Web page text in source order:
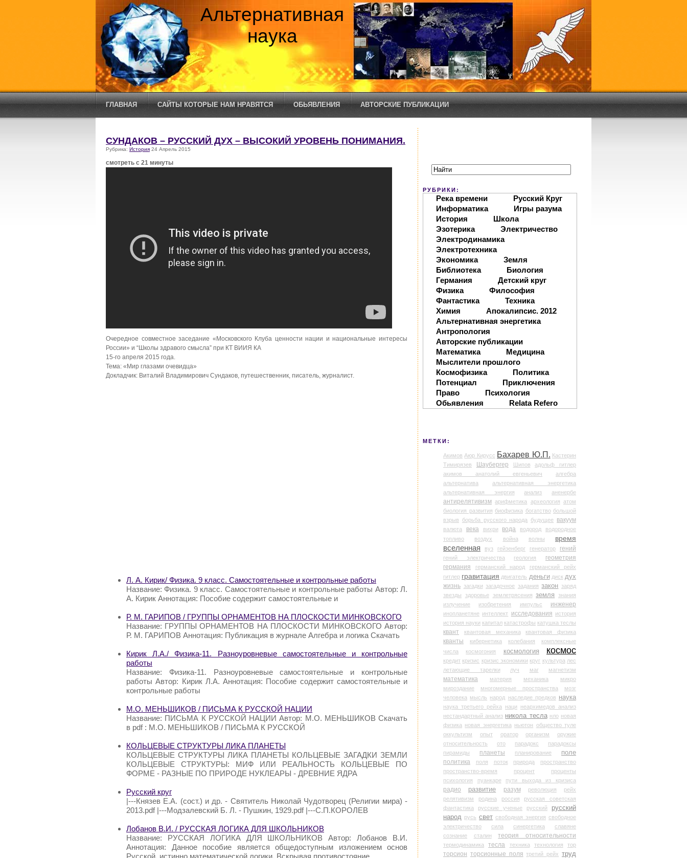
Альтернативная
наука
ГЛАВНАЯ САЙТЫ КОТОРЫЕ НАМ НРАВЯТСЯ ОБЬЯВЛЕНИЯ АВТОРСКИЕ ПУБЛИКАЦИИ
СУНДАКОВ – РУССКИЙ ДУХ – ВЫСОКИЙ УРОВЕНЬ ПОНИМАНИЯ.
Рубрика: История 24 Апрель 2015
смотреть с 21 минуты
Очередное совместное заседание «Московского Клуба ценности нации и национальные интересы
России» и “Школы здравого смысла” при КТ ВИИЯ КА
15-го апреля 2015 года.
Тема: «Мир глазами очевидца»
Докладчик: Виталий Владимирович Сундаков, путешественник, писатель, журналист.
Л. А. Кирик/ Физика. 9 класс. Самостоятельные и контрольные работы
Название: Физика. 9 класс. Самостоятельные и контрольные работы Автор: Л.
А. Кирик Аннотация: Пособие содержит самостоятельные и
Р. М. ГАРИПОВ / ГРУППЫ ОРНАМЕНТОВ НА ПЛОСКОСТИ МИНКОВСКОГО
Название: ГРУППЫ ОРНАМЕНТОВ НА ПЛОСКОСТИ МИНКОВСКОГО Автор:
Р. М. ГАРИПОВ Аннотация: Публикация в журнале Алгебра и логика Скачать
Кирик Л.А./ Физика-11. Разноуровневые самостоятельные и контрольные
работы
Название: Физика-11. Разноуровневые самостоятельные и контрольные
работы Автор: Кирик Л.А. Аннотация: Пособие содержит самостоятельные и
контрольные работы
М.О. МЕНЬШИКОВ / ПИСЬМА К РУССКОЙ НАЦИИ
Название: ПИСЬМА К РУССКОЙ НАЦИИ Автор: М.О. МЕНЬШИКОВ Скачать
в pdf : М.О. МЕНЬШИКОВ / ПИСЬМА К РУССКОЙ
КОЛЬЦЕВЫЕ СТРУКТУРЫ ЛИКА ПЛАНЕТЫ
КОЛЬЦЕВЫЕ СТРУКТУРЫ ЛИКА ПЛАНЕТЫ КОЛЬЦЕВЫЕ ЗАГАДКИ ЗЕМЛИ
КОЛЬЦЕВЫЕ СТРУКТУРЫ: МИФ ИЛИ РЕАЛЬНОСТЬ КОЛЬЦЕВЫЕ ПО
ФОРМЕ - РАЗНЫЕ ПО ПРИРОДЕ НУКЛЕАРЫ - ДРЕВНИЕ ЯДРА
Русский круг
|---Князев Е.А. (сост.) и др. - Святитель Николай Чудотворец (Религии мира) -
2013.pdf |---Модзалевский Б. Л. - Пушкин, 1929.pdf |---С.П.КОРОЛЕВ
Лобанов В.И. / РУССКАЯ ЛОГИКА ДЛЯ ШКОЛЬНИКОВ
Название: РУССКАЯ ЛОГИКА ДЛЯ ШКОЛЬНИКОВ Автор: Лобанов В.И.
Аннотация: Данное пособие является общедоступным изложением основ
Русской, истинно математической логики. Вскрывая противостояние
РУБРИКИ:
Река времени
Русский Круг
Информатика
Игры разума
История
Школа
Эзотерика
Электричество
Электродинамика
Электротехника
Экономика
Земля
Библиотека
Биология
Германия
Детский круг
Физика
Философия
Фантастика
Техника
Химия
Апокалипсис. 2012
Альтернативная энергетика
Антропология
Авторские публикации
Математика
Медицина
Мыслители прошлого
Космофизика
Политика
Потенциал
Приключения
Право
Психология
Обьявления
Relata Refero
МЕТКИ:
Акимов Аюр Кирусс Бахарев Ю.П. Кастерин
Тимирязев
Шаубергер Шипов
адольф гитлер
акимов анатолий евгеньевич
алгебра
альтернатива
альтернативная энергетика
альтернативная энергия
анализ аненербе
антирелятивизм арифметика археология атом
биология развития биофизика богатство большой
взрыв
борьба русского народа будущее вакуум
валюта века вихри вода водород
водородное
топливо
воздух война волны
время
вселенная
вуз гейзенберг генератор гений
гений электричества геология
геометрия
германия
германский народ
германский рейх
гитлер гравитация двигатель деньги диск дух
жизнь загадки загадочное задания закон заряд
звезды
здоровье землетрясения земля
знания
излучение
изобретения импульс инженер
инопланетяне интеллект исследования история
история науки капитал катастрофы катушка теслы
квант квантовая механика квантовая физика
кванты кибернетика колебания
комплексные
числа
космогония космология космос
кредит кризис кризис экономики круг культура лес
летающие тарелки
луч маг магнетизм
математика материя механика
микро
мироздание
многомерные пространства
мозг
человека мысль народ наследие предков наука
наука третьего рейха наци
неархимедов анализ
нестандартный анализ никола тесла нло новая
физика новая энергетика ньютон общество туле
оккультизм
опыт оратор организм
оружие
относительность
ото парадокс
парадоксы
пирамиды
планеты планирование
поле
политика
поля поток природа
пространство
пространство-время
процент
проценты
психология
пуанкаре пути выхода из кризиса
радио развитие разум революция
рейх
релятивизм
родина россия
русская советская
фантастика
русские ученые русский
русский
народ русь свет свободная энергия свободное
электричество
сила синергетика
славяне
сознание
сталин теория относительности
термодинамика тесла техника технология тор
торсион торсионные поля третий рейх труд